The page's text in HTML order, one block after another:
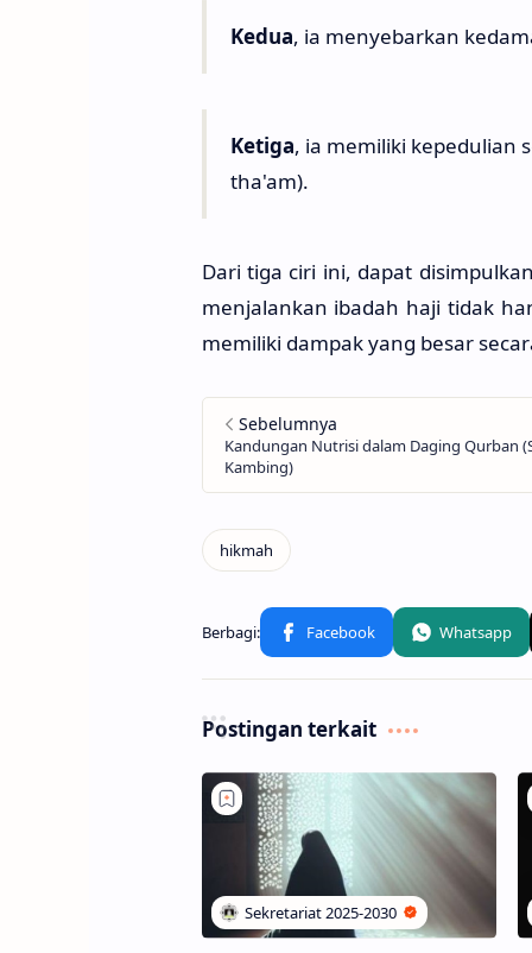
Kedua, ia menyebarkan
Ketiga, ia memiliki kepedulian
tha'am).
Dari tiga ciri ini, dapat
menjalankan ibadah haji tidak
memiliki dampak yang besar
Postingan terkait